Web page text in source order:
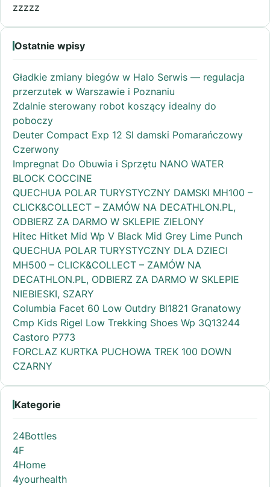
zzzzz
Ostatnie wpisy
Gładkie zmiany biegów w Halo Serwis — regulacja
przerzutek w Warszawie i Poznaniu
Zdalnie sterowany robot koszący idealny do
poboczy
Deuter Compact Exp 12 Sl damski Pomarańczowy
Czerwony
Impregnat Do Obuwia i Sprzętu NANO WATER
BLOCK COCCINE
QUECHUA POLAR TURYSTYCZNY DAMSKI MH100 –
CLICK&COLLECT – ZAMÓW NA DECATHLON.PL,
ODBIERZ ZA DARMO W SKLEPIE ZIELONY
Hitec Hitket Mid Wp V Black Mid Grey Lime Punch
QUECHUA POLAR TURYSTYCZNY DLA DZIECI
MH500 – CLICK&COLLECT – ZAMÓW NA
DECATHLON.PL, ODBIERZ ZA DARMO W SKLEPIE
NIEBIESKI, SZARY
Columbia Facet 60 Low Outdry Bl1821 Granatowy
Cmp Kids Rigel Low Trekking Shoes Wp 3Q13244
Castoro P773
FORCLAZ KURTKA PUCHOWA TREK 100 DOWN
CZARNY
Kategorie
24Bottles
4F
4Home
4yourhealth